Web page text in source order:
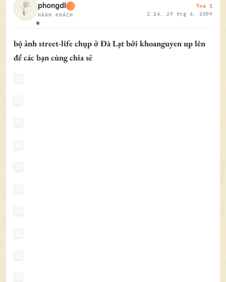
Ngoại tuyến
phongdl
HÀNH KHÁCH
Toa 1
2:24, 29 thg 4, 2009
bộ ảnh street-life chụp ở Đà Lạt bởi khoanguyen up lên
để các bạn cùng chia sẻ